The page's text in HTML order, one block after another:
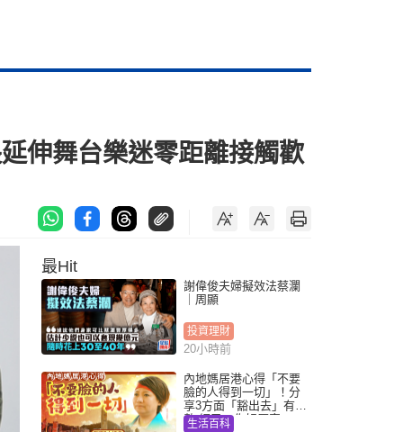
伸舞台樂迷零距離接觸歡
最Hit
謝偉俊夫婦擬效法蔡瀾
｜周顯
投資理財
20小時前
內地媽居港心得「不要
臉的人得到一切」！分
享3方面「豁出去」有著
數 網民：你好厲害
生活百科